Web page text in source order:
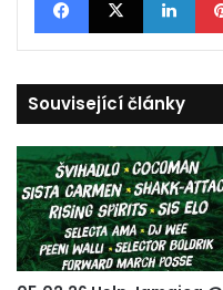
Související články